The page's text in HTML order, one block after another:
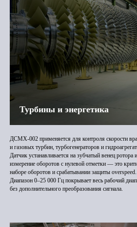
Турбины и энергетика
ДСМХ-002 применяется для контроля скорости
и газовых турбин, турбогенераторов и
Датчик устанавливается на зубчатый венец ротора
измерение оборотов с нулевой отметки — это
наборе оборотов и срабатывании защиты overspeed.
Диапазон 0–25 000 Гц покрывает весь рабочий
без дополнительного преобразования сигнала.